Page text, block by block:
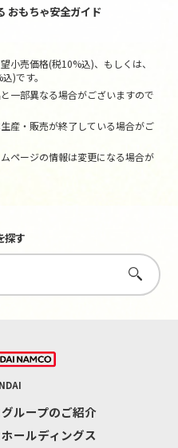
おもちゃ安全ガイド
小売価格(税10%込)、もしくは、
)です。
一部異なる場合がございますので
産・販売が終了している場合がご
ページの情報は変更になる場合が
探す
さがす
ループのご紹介
ールディングス